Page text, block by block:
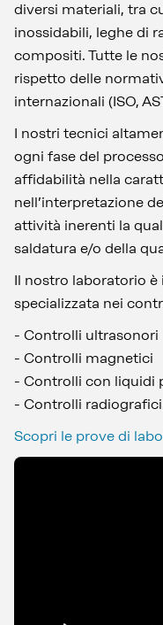
diversi materiali, tra
inossidabili, leghe di
compositi. Tutte le
rispetto delle
internazionali (ISO,
I nostri tecnici
ogni fase del
affidabilità nella
nell’interpretazione
attività inerenti la
saldatura e/o della
Il nostro laboratorio
specializzata nei
- Controlli ultrasonori
- Controlli magnetici
- Controlli con liquidi
- Controlli
Scopri le prove di